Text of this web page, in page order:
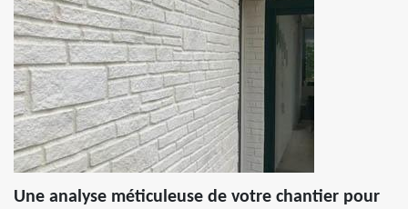
Une analyse méticuleuse de votre chantier pour